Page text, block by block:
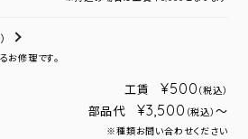
お修理です。
工賃 ¥500 （税込）
部品代 ¥3,500 （税込） ～
※種類お問い合わせください